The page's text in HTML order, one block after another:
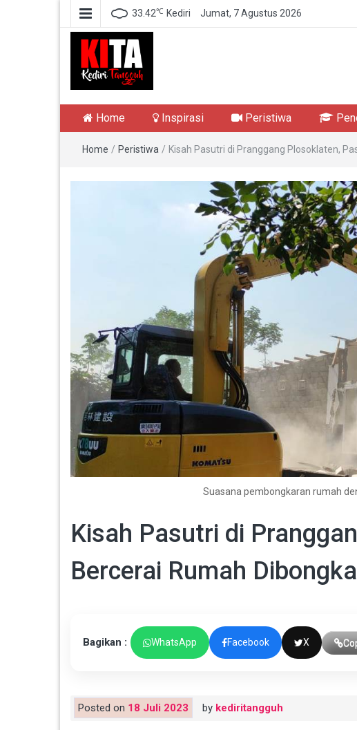
33.42℃ Kediri Jumat, 7 Agustus 2026
Kediri Tangguh
Home Inspirasi Peristiwa
Home / Peristiwa / Kisah Pasutri di Pranggang Plosoklaten,
Suasana pembongkaran rumah
Kisah Pasutri di
Bercerai Rumah
Bagikan : WhatsApp Facebook X
Posted on 18 Juli 2023 by kediritangguh